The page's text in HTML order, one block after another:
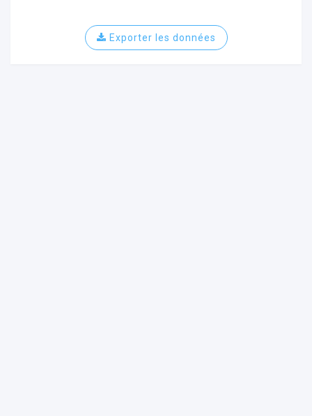
Exporter les données